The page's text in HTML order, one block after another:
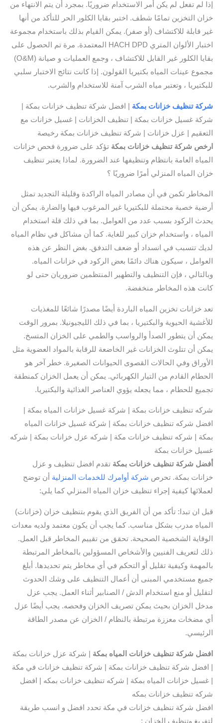
إذا لم تفعل لم يكن أمر الاستخدام ضروريًا. بمجرد أن يتم الانتهاء من
خزان التخزين تمامًا شطف. اختبر بقايا الكلور الحر للتأكد من أنها
غير قابلة للاكتشاف (أو صفر). يمكن القيام بذلك باستخدام مجموعة
اختبار الألوان المتري HACH DPD المعتمدة. مرة تم الحصول على
بقايا الكلور غير القابل للاكتشاف ، وجمع العمليات و صيانة (O&M)
مجموع عينات المياه بكتيريا القولون. إذا كانت نتائج الاختبار سلبي
للبكتيريا ، وتعتبر مياه الشرب آمنة للاستخدام والشرب.
شركة تنظيف خزانات بمكة | افضل شركة تنظيف خزانات بمكة |
شركة غسيل خزانات بمكة | تنظيف الخزانات | غسيل خزانات مع
التعقيم | عزل خزانات | شركة تنظيف خزانات بمكة رخيصة
ارخص شركة تنظيف خزانات بمكة تؤكد على ضرورة فحص خزانات
المياه العامة بانتظام وتنظيفها عند الضرورة. لماذا يعتبر تنظيف
خزان المياه المنزلي أمرًا ضروريًا ؟
المخاطر تكمن في أن مصادر المياه الراكدة وقليلة التجديد تمثل
أرضية خصبة محتملة للبكتيريا غير المرغوب فيها والضارة. يمكن أن
يحدث الركود بسبب عدد من العوامل. بما في ذلك قلة استخدام
المياه ، واستخدام خزان كبير للغاية. كما أن مشاكل في نظام المياه
لديك تتسبب في انسداد أو ضعف التدفق. بغض النظر عن هذه
العوامل ، سيكون هناك دائمًا بعض الركود في خزانات المياه.
وبالتالي ، فإن التنظيف والتطهير المنتظمين ضروريان حتى لو
كانت هذه المخاطر منخفضة.
تعد خزانات تخزين المياه الباردة أيضًا مصدرًا شائعًا للمغذيات
للأغشية الحيوية والبكتيريا ، بما في ذلك الليجيونيلا. بمرور الوقت
يمكن أن يتطور الصدأ والرواسب والطمي على الخزان المتسخ.
يمكن أن تتلوث الخزانات غير الخاضعة للرقابة بالمواد العضوية مثل
الأوراق وفي الحالات القصوى الحيوانات الصغيرة. خطر آخر هو
الحطام القادم من التيار الكهربائي. يمكن أن يعمل الخزان كمنطقة
تجميع للحطام ، مما يجعله يؤوي العناصر الغذائية والبكتيريا.
شركه تنظيف خزانات بمكة | شركة غسيل خزانات المياه بمكة |
افضل شركه تنظيف خزانات بمكة | شركة غسيل خزانات المياه
بمكة | شركه تنظيف خزانات مكة | شركه عزل خزانات بمكة | شركه
غسيل خزانات بمكة
أفضل شركة تنظيف خزانات بمكة تقدم افضل تنظيف و عزل
خزانات بمكة. تحرص شركة أوامرك للخدمات المنزلية أن توضح
لعملائها كيفية إجراء تنظيف خزان المياه المنزلي كما يلي:
قبل ان تبدا: تأكد من أن الفريق الذي يقوم بتنظيف خزان (خزانات)
المياه مدرب بشكل مناسب. كما يجب أن يكون معتمد ولديه معدات
الوقاية الشخصية الصحيحة. تحقق من تقييم المخاطر قبل العمل.
ذلك لتعريف الفنيين والأشخاص المسؤولين بالمخاطر المرتبطة
بالمهمة وكيفية تقليل أو التحكم في أي مخاطر يتم تحديدها. أبلغ
جميع مستخدمي المبنى أن أعمال التنظيف على وشك الحدوث
لتقليل أو منع استخدام الدش / الصنابير أثناء العمل. يجب عزل
مدخل الخزان بحيث يمكن تصريف الخزان وفحصه. يجب أيضًا عزل
أي مضخات معززة مرتبطة بالنظام / الخزان عن مصدر الطاقة
الرئيسي.
افضل شركة تنظيف خزانات المياه بمكة | شركة عزل خزانات بمكة
| افضل شركة تنظيف خزانات بمكة | شركة تنظيف خزانات في مكة
| غسيل خزانات المياه بمكة | شركه تنظيف خزانات بمكه | افضل
شركه تنظيف خزانات بمكه
افضل شركة تنظيف خزانات في مكة تحدد افضل و انسب طريقة
لتفريغ وتنظيف الخزان :